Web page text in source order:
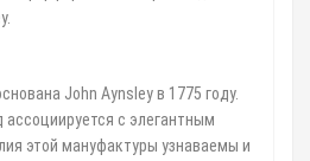
John Aynsley в 1775 году.
с элегантным
этой мануфактуры узнаваемы и